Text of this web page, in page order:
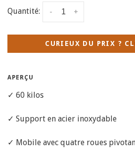
Quantité: +
-
CURIEUX DU PRIX ?
APERÇU
✓ 60 kilos
✓ Support en acier inoxydable
✓ Mobile avec quatre roues